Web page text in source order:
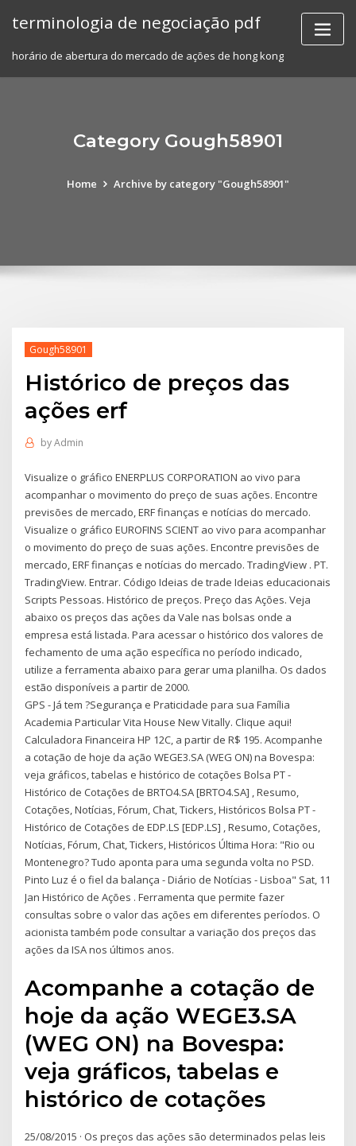
terminologia de negociação pdf
horário de abertura do mercado de ações de hong kong
Category Gough58901
Home Archive by category "Gough58901"
Gough58901
Histórico de preços das
ações erf
byAdmin
Visualize o gráfico ENERPLUS CORPORATION ao vivo para
acompanhar o movimento do preço de suas ações. Encontre
previsões de mercado, ERF finanças e notícias do mercado.
Visualize o gráfico EUROFINS SCIENT ao vivo para acompanhar
o movimento do preço de suas ações. Encontre previsões de
mercado, ERF finanças e notícias do mercado. TradingView . PT.
TradingView. Entrar. Código Ideias de trade Ideias educacionais
Scripts Pessoas. Histórico de preços. Preço das Ações. Veja
abaixo os preços das ações da Vale nas bolsas onde a
empresa está listada. Para acessar o histórico dos valores de
fechamento de uma ação específica no período indicado,
utilize a ferramenta abaixo para gerar uma planilha. Os dados
estão disponíveis a partir de 2000.
GPS - Já tem ?Segurança e Praticidade para sua Família
Academia Particular Vita House New Vitally. Clique aqui!
Calculadora Financeira HP 12C, a partir de R$ 195. Acompanhe
a cotação de hoje da ação WEGE3.SA (WEG ON) na Bovespa:
veja gráficos, tabelas e histórico de cotações Bolsa PT -
Histórico de Cotações de BRTO4.SA [BRTO4.SA] , Resumo,
Cotações, Notícias, Fórum, Chat, Tickers, Históricos Bolsa PT -
Histórico de Cotações de EDP.LS [EDP.LS] , Resumo, Cotações,
Notícias, Fórum, Chat, Tickers, Históricos Última Hora: "Rio ou
Montenegro? Tudo aponta para uma segunda volta no PSD.
Pinto Luz é o fiel da balança - Diário de Notícias - Lisboa" Sat, 11
Jan Histórico de Ações . Ferramenta que permite fazer
consultas sobre o valor das ações em diferentes períodos. O
acionista também pode consultar a variação dos preços das
ações da ISA nos últimos anos.
Acompanhe a cotação de
hoje da ação WEGE3.SA
(WEG ON) na Bovespa:
veja gráficos, tabelas e
histórico de cotações
25/08/2015 · Os preços das ações são determinados pelas leis